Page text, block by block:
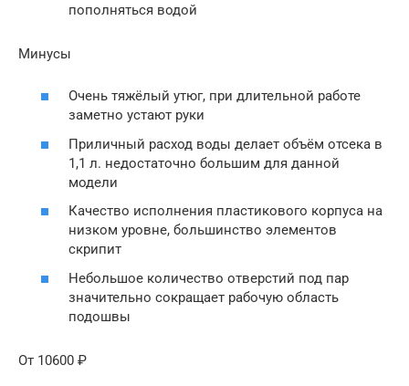
пополняться водой
Минусы
Очень тяжёлый утюг, при длительной работе
заметно устают руки
Приличный расход воды делает объём отсека в
1,1 л. недостаточно большим для данной
модели
Качество исполнения пластикового корпуса на
низком уровне, большинство элементов
скрипит
Небольшое количество отверстий под пар
значительно сокращает рабочую область
подошвы
От 10600 ₽